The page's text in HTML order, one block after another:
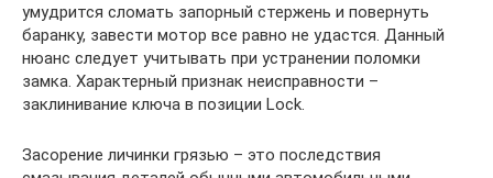
умудрится сломать запорный стержень и повернуть
баранку, завести мотор все равно не удастся. Данный
нюанс следует учитывать при устранении поломки
замка. Характерный признак неисправности –
заклинивание ключа в позиции Lock.
Засорение личинки грязью – это последствия